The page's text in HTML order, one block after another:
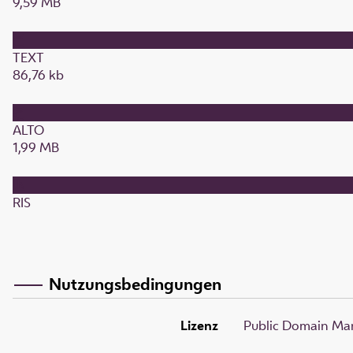
TEXT
86,76 kb
ALTO
1,99 MB
RIS
Nutzungsbedingungen
Lizenz
Public Domain